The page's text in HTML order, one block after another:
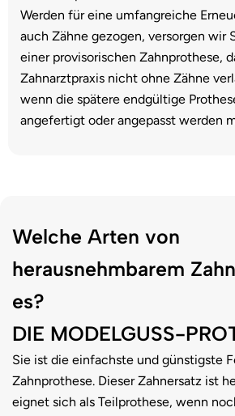
Werden für eine umfangreiche
auch Zähne gezogen, versorgen wir
einer provisorischen Zahnprothese,
Zahnarztpraxis nicht ohne Zähne
wenn die spätere endgültige
angefertigt oder angepasst werden
Welche Arten von
herausnehmbarem
es?
DIE MODELGUSS-
Sie ist die einfachste und günstigste
Zahnprothese. Dieser Zahnersatz ist
eignet sich als Teilprothese, wenn